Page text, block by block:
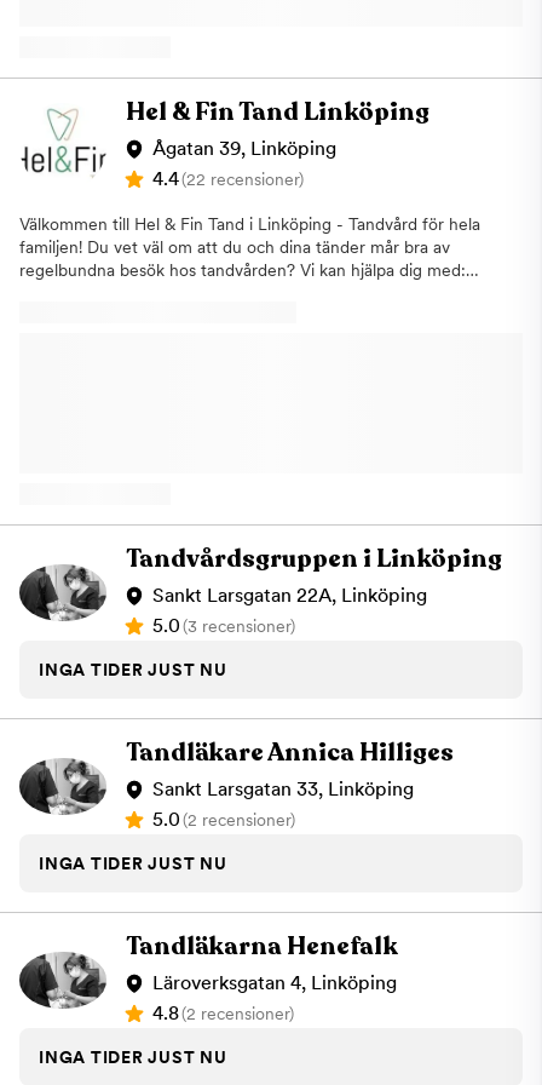
Hel & Fin Tand Linköping
Ågatan 39, Linköping
4.4(22 recensioner)
Välkommen till Hel & Fin Tand i Linköping - Tandvård för hela
familjen! Du vet väl om att du och dina tänder mår bra av
regelbundna besök hos tandvården? Vi kan hjälpa dig med:
tandvårdsrädsla och går innan besöket igenom vad just du har
för önskemål. Anslutna till Försäkringskassan Vi lämnar
kostnadsberäkning till dig innan behandling. Vi är anslutna till
Försäkringskassan. Varmt välkommen att boka din nästa
tandläkartid hos oss på Hel & Fin Tand på Ågatan 39 i
Linköping!Våra ledord, ”le genom livet”, speglar vårt mål att
med glädje och engagemang ge våra patienter den bästa
Tandvårdsgruppen i Linköping
Sankt Larsgatan 22A, Linköping
5.0(3 recensioner)
INGA TIDER JUST NU
Tandläkare Annica Hilliges
Sankt Larsgatan 33, Linköping
5.0(2 recensioner)
INGA TIDER JUST NU
Tandläkarna Henefalk
Läroverksgatan 4, Linköping
4.8(2 recensioner)
INGA TIDER JUST NU